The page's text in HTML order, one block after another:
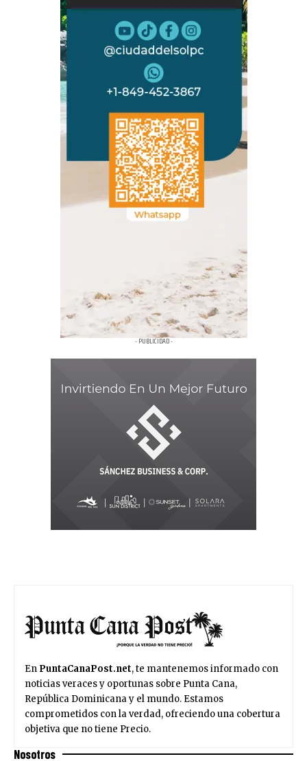
- PUBLICIDAD -
En PuntaCanaPost.net, te mantenemos informado con
noticias veraces y oportunas sobre Punta Cana,
República Dominicana y el mundo. Estamos
comprometidos con la verdad, ofreciendo una cobertura
objetiva que no tiene Precio.
Nosotros